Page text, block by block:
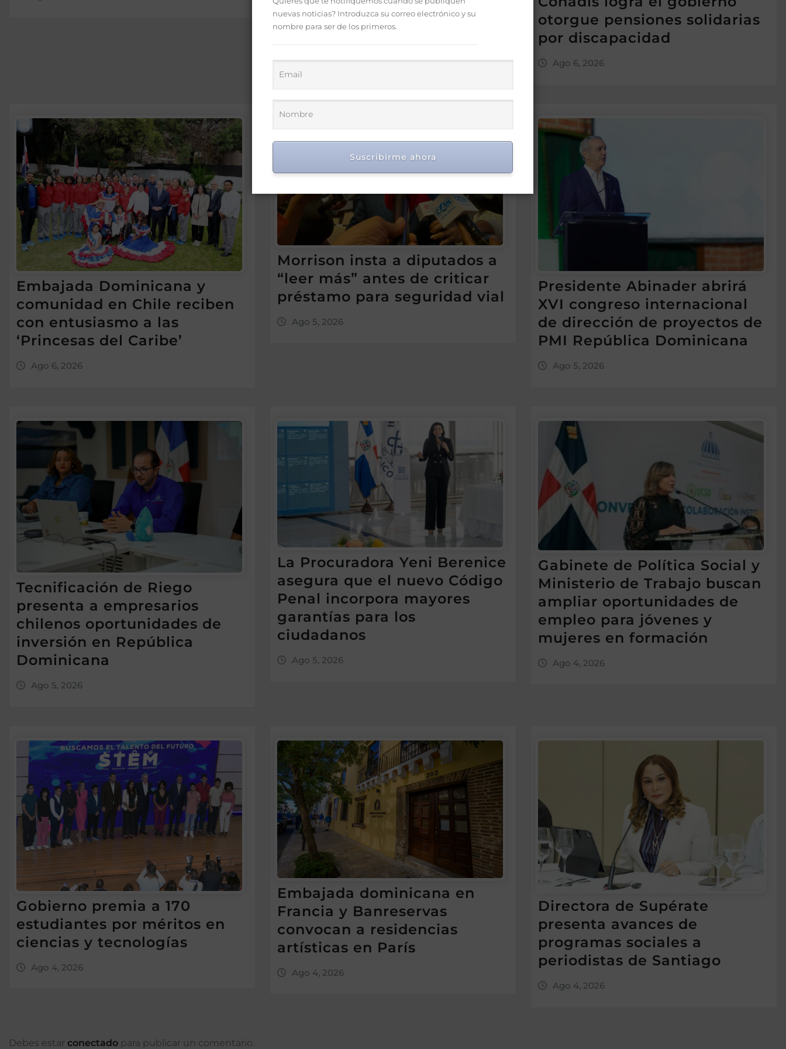
otorgue pensiones solidarias
por discapacidad
Ago 6, 2026
Embajada Dominicana y
comunidad en Chile reciben
con entusiasmo a las
‘Princesas del Caribe’
Ago 6, 2026
Morrison insta a diputados a
“leer más” antes de criticar
préstamo para seguridad vial
Ago 5, 2026
Presidente Abinader abrirá
XVI congreso internacional
de dirección de proyectos de
PMI República Dominicana
Ago 5, 2026
Tecnificación de Riego
presenta a empresarios
chilenos oportunidades de
inversión en República
Dominicana
Ago 5, 2026
La Procuradora Yeni Berenice
asegura que el nuevo Código
Penal incorpora mayores
garantías para los
ciudadanos
Ago 5, 2026
Gabinete de Política Social y
Ministerio de Trabajo buscan
ampliar oportunidades de
empleo para jóvenes y
mujeres en formación
Ago 4, 2026
Gobierno premia a 170
estudiantes por méritos en
ciencias y tecnologías
Ago 4, 2026
Embajada dominicana en
Francia y Banreservas
convocan a residencias
artísticas en París
Ago 4, 2026
Directora de Supérate
presenta avances de
programas sociales a
periodistas de Santiago
Ago 4, 2026
Debes estar conectado para publicar un comentario.
nuevas noticias? Introduzca su correo electrónico y su
nombre para ser de los primeros.
Suscribirme ahora